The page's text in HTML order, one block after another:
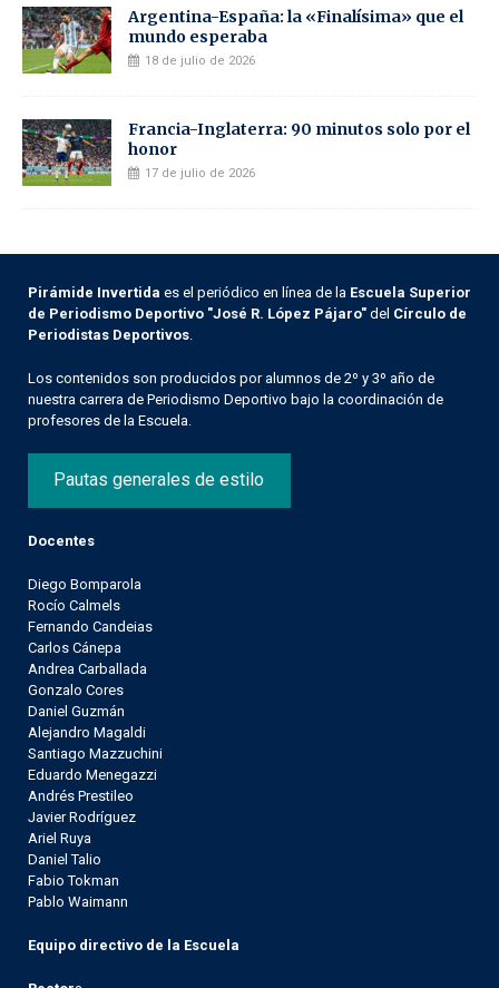
Argentina-España: la «Finalísima» que el
mundo esperaba
18 de julio de 2026
Francia-Inglaterra: 90 minutos solo por el
honor
17 de julio de 2026
Pirámide Invertida es el periódico en línea de la Escuela Superior
de Periodismo Deportivo "José R. López Pájaro" del Círculo de
Periodistas Deportivos
Los contenidos son producidos por alumnos de 2º y 3º año de
nuestra carrera de Periodismo Deportivo bajo la coordinación de
profesores de la Escuela.
Pautas generales de estilo
Docentes
Diego Bomparola
Rocío Calmels
Fernando Candeias
Carlos Cánepa
Andrea Carballada
Gonzalo Cores
Daniel Guzmán
Alejandro Magaldi
Santiago Mazzuchini
Eduardo Menegazzi
Andrés Prestileo
Javier Rodríguez
Ariel Ruya
Daniel Talio
Fabio Tokman
Pablo Waimann
Equipo directivo de la Escuela